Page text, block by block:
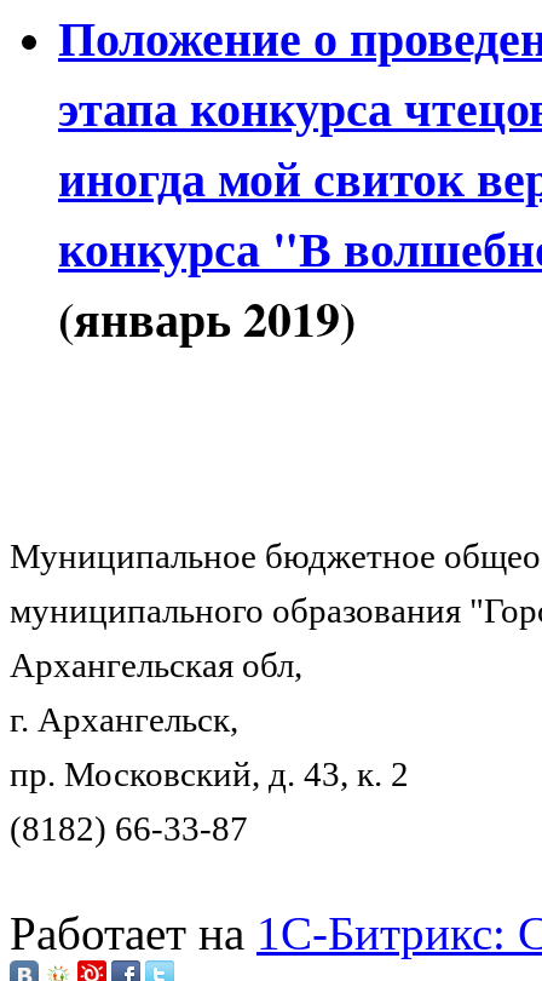
Положение о
этапа конкурса
иногда мой свиток
конкурса "В
(январь 2019)
Муниципальное бюджетное
муниципального образования
Архангельская обл,
г. Архангельск,
пр. Московский, д. 43, к. 2
(8182) 66-33-87
Работает на 1C-Битрикс: